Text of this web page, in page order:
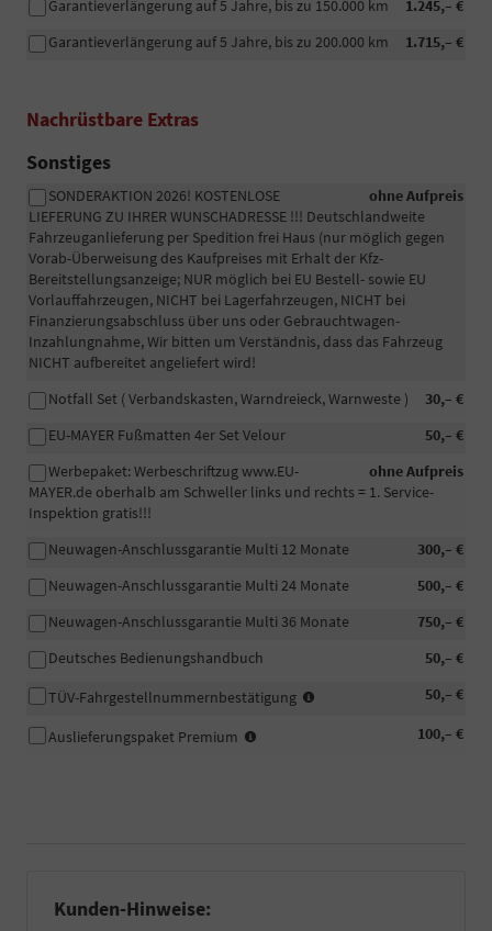
1.245,– €
Garantieverlängerung auf 5 Jahre, bis zu 150.000 km
1.715,– €
Garantieverlängerung auf 5 Jahre, bis zu 200.000 km
Nachrüstbare Extras
Sonstiges
ohne Aufpreis
SONDERAKTION 2026! KOSTENLOSE
LIEFERUNG ZU IHRER WUNSCHADRESSE !!! Deutschlandweite
Fahrzeuganlieferung per Spedition frei Haus (nur möglich gegen
Vorab-Überweisung des Kaufpreises mit Erhalt der Kfz-
Bereitstellungsanzeige; NUR möglich bei EU Bestell- sowie EU
Vorlauffahrzeugen, NICHT bei Lagerfahrzeugen, NICHT bei
Finanzierungsabschluss über uns oder Gebrauchtwagen-
Inzahlungnahme, Wir bitten um Verständnis, dass das Fahrzeug
NICHT aufbereitet angeliefert wird!
30,– €
Notfall Set ( Verbandskasten, Warndreieck, Warnweste )
50,– €
EU-MAYER Fußmatten 4er Set Velour
ohne Aufpreis
Werbepaket: Werbeschriftzug www.EU-
MAYER.de oberhalb am Schweller links und rechts = 1. Service-
Inspektion gratis!!!
300,– €
Neuwagen-Anschlussgarantie Multi 12 Monate
500,– €
Neuwagen-Anschlussgarantie Multi 24 Monate
750,– €
Neuwagen-Anschlussgarantie Multi 36 Monate
50,– €
Deutsches Bedienungshandbuch
50,– €
TÜV-Fahrgestellnummernbestätigung
100,– €
Auslieferungspaket Premium
Kunden-Hinweise: